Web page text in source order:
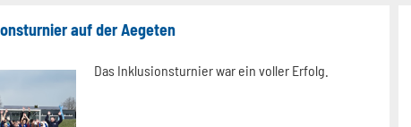
auf der Aegeten
Das Inklusionsturnier war ein voller Erfolg.